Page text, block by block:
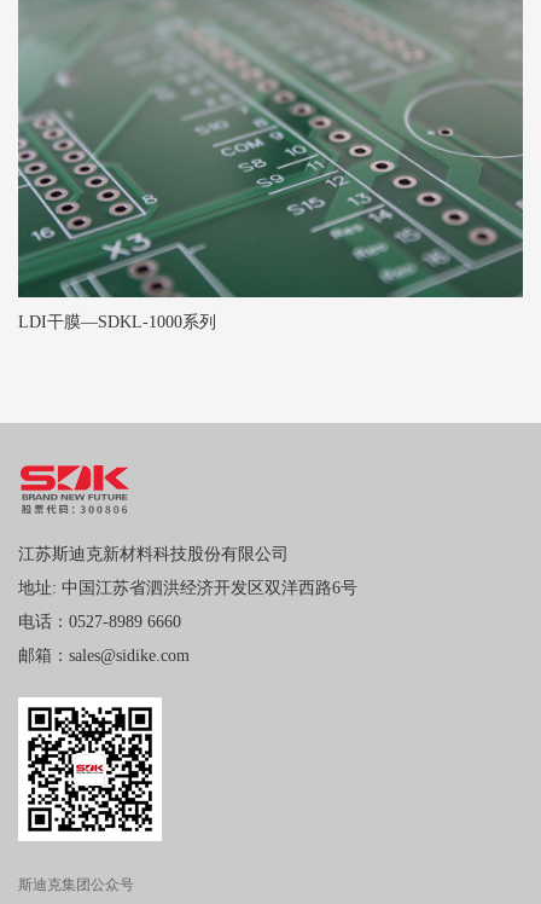
LDI干膜—SDKL-1000系列
江苏斯迪克新材料科技股份有限公司
地址: 中国江苏省泗洪经济开发区双洋西路6号
电话：0527-8989 6660
邮箱：sales@sidike.com
斯迪克集团公众号